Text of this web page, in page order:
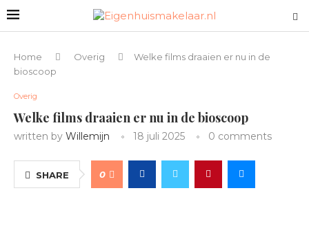
Home Overig
Welke films draaien er nu in de
bioscoop
Overig
Welke films draaien er nu in de bioscoop
written by Willemijn 18 juli 2025 0 comments
SHARE 0